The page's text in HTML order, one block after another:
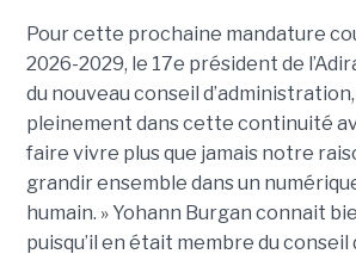
Pour cette prochaine mandature
2026-2029, le 17e président de
du nouveau conseil d’administration,
pleinement dans cette continuité
faire vivre plus que jamais notre
grandir ensemble dans un
humain. »Yohann Burgan connait
puisqu’il en était membre du conseil